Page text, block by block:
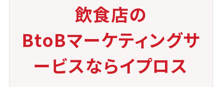
スローフードは「すぐに結果が出る」ものではありませ
んが、しっかりと取り組めば、中長期的な安定に寄与す
る選択肢となります。
飲食店の
BtoBマーケティングサ
ービスならイプロス